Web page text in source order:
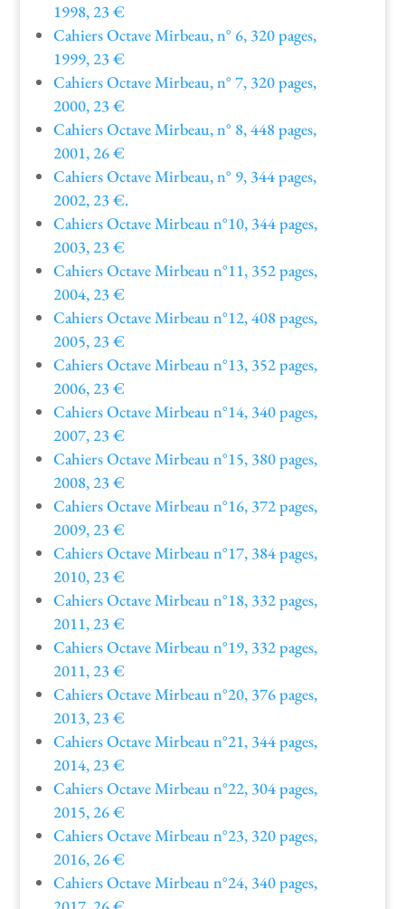
1998, 23 €
Cahiers Octave Mir­beau, n° 6, 320 pages,
1999, 23 €
Cahiers Octave Mir­beau, n° 7, 320 pages,
2000, 23 €
Cahiers Octave Mir­beau, n° 8, 448 pages,
2001, 26 €
Cahiers Octave Mir­beau, n° 9, 344 pages,
2002, 23 €.
Cahiers Octave Mir­beau n°10, 344 pages,
2003, 23 €
Cahiers Octave Mir­beau n°11, 352 pages,
2004, 23 €
Cahiers Octave Mir­beau n°12, 408 pages,
2005, 23 €
Cahiers Octave Mir­beau n°13, 352 pages,
2006, 23 €
Cahiers Octave Mir­beau n°14, 340 pages,
2007, 23 €
Cahiers Octave Mir­beau n°15, 380 pages,
2008, 23 €
Cahiers Octave Mir­beau n°16, 372 pages,
2009, 23 €
Cahiers Octave Mir­beau n°17, 384 pages,
2010, 23 €
Cahiers Octave Mir­beau n°18, 332 pages,
2011, 23 €
Cahiers Octave Mir­beau n°19, 332 pages,
2011, 23 €
Cahiers Octave Mir­beau n°20, 376 pages,
2013, 23 €
Cahiers Octave Mir­beau n°21, 344 pages,
2014, 23 €
Cahiers Octave Mir­beau n°22, 304 pages,
2015, 26 €
Cahiers Octave Mir­beau n°23, 320 pages,
2016, 26 €
Cahiers Octave Mir­beau n°24, 340 pages,